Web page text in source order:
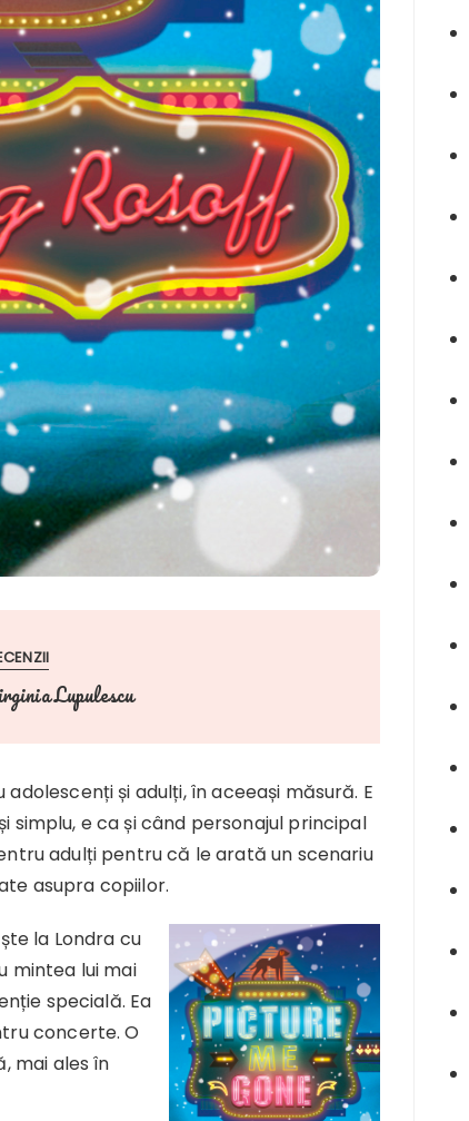
Lupulescu
și adulți, în aceeași măsură. E
e ca și când personajul principal
adulți pentru că le arată un scenariu
asupra copiilor.
la Londra cu
mintea lui mai
specială. Ea
concerte. O
mai ales în